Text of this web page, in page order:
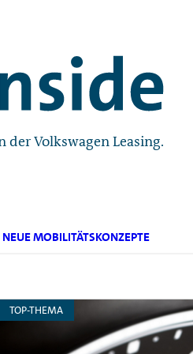
der Volkswagen Leasing.
NEUE MOBILITÄTSKONZEPTE
TOP-THEMA